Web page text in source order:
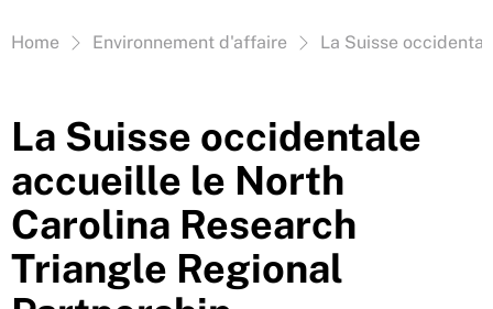
Vous êtes ici:
Home Environnement d'affaire La Suisse
La Suisse occidentale
accueille le North
Carolina Research
Triangle Regional